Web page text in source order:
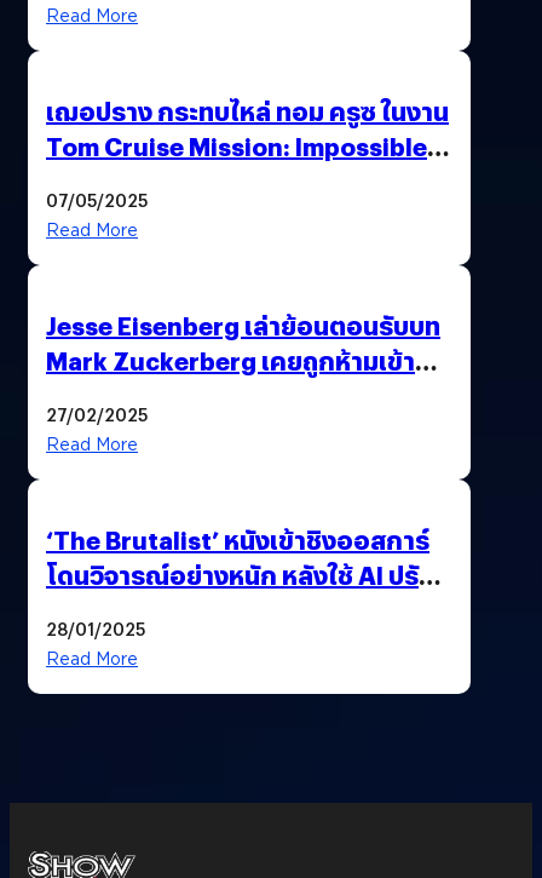
Read More
เฌอปราง กระทบไหล่ ทอม ครูซ ในงาน
Tom Cruise Mission: Impossible –
Premiere
07/05/2025
Read More
Jesse Eisenberg เล่าย้อนตอนรับบท
Mark Zuckerberg เคยถูกห้ามเข้าพบ
27/02/2025
Read More
‘The Brutalist’ หนังเข้าชิงออสการ์
โดนวิจารณ์อย่างหนัก หลังใช้ AI ปรับ
28/01/2025
Read More